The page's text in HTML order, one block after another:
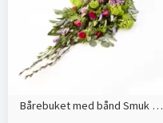
Bårebuket med bånd Smuk bårebuket efter blomsterdekoratørens valg